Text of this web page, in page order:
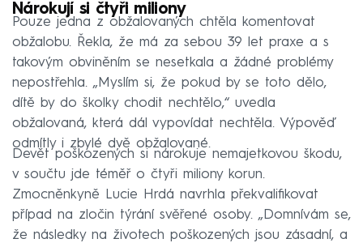
Nárokují si čtyři miliony
Pouze jedna z obžalovaných chtěla komentovat
obžalobu. Řekla, že má za sebou 39 let praxe a s
takovým obviněním se nesetkala a žádné problémy
nepostřehla. „Myslím si, že pokud by se toto dělo,
dítě by do školky chodit nechtělo,“ uvedla
obžalovaná, která dál vypovídat nechtěla. Výpověď
odmítly i zbylé dvě obžalované.
Devět poškozených si nárokuje nemajetkovou škodu,
v součtu jde téměř o čtyři miliony korun.
Zmocněnkyně Lucie Hrdá navrhla překvalifikovat
případ na zločin týrání svěřené osoby. „Domnívám se,
že následky na životech poškozených jsou zásadní, a